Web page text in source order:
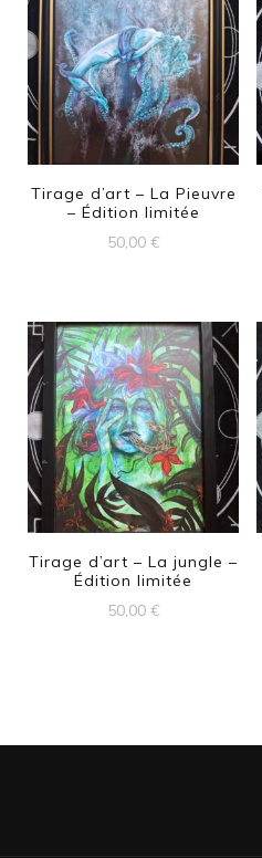
Tirage d’art – La Pieuvre
– Édition limitée
50,00 €
Tirage d’art – La jungle –
Édition limitée
50,00 €